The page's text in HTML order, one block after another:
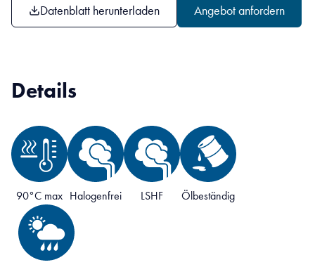
Datenblatt herunterladen Angebot anfordern
Details
90°C max Halogenfrei LSHF Ölbeständig